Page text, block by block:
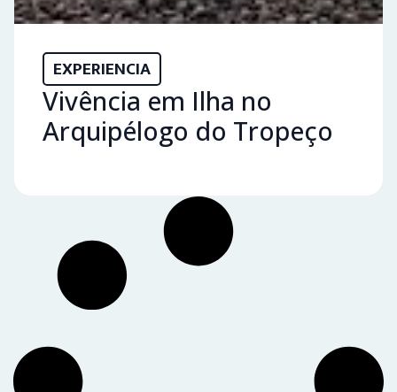
EXPERIENCIA
Vivência em Ilha no
Arquipélogo do Tropeço